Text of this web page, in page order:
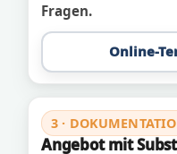
Fragen.
Online-
3 ·
Angebot mit